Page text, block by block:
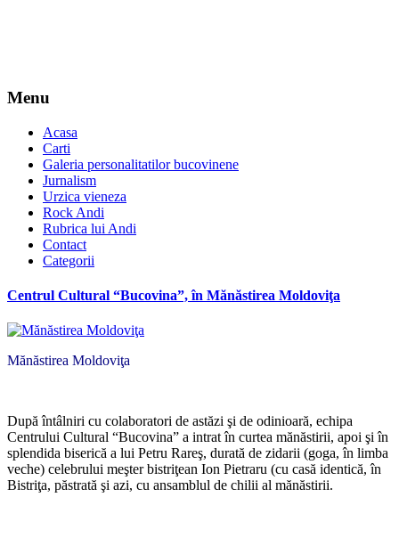
Menu
Acasa
Carti
Galeria personalitatilor bucovinene
Jurnalism
Urzica vieneza
Rock Andi
Rubrica lui Andi
Contact
Categorii
Centrul Cultural “Bucovina”, în Mănăstirea Moldoviţa
Mănăstirea Moldoviţa
După întâlniri cu colaboratori de astăzi şi de odinioară, echipa
Centrului Cultural “Bucovina” a intrat în curtea mănăstirii, apoi şi în
splendida biserică a lui Petru Rareş, durată de zidarii (goga, în limba
veche) celebrului meşter bistriţean Ion Pietraru (cu casă identică, în
Bistriţa, păstrată şi azi, cu ansamblul de chilii al mănăstirii.